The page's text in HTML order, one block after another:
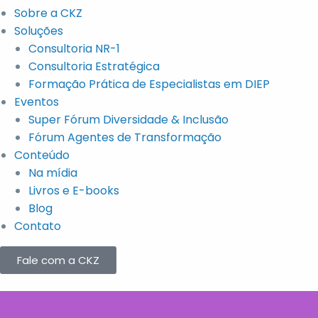
Sobre a CKZ
Soluções
Consultoria NR-1
Consultoria Estratégica
Formação Prática de Especialistas em DIEP
Eventos
Super Fórum Diversidade & Inclusão
Fórum Agentes de Transformação
Conteúdo
Na mídia
Livros e E-books
Blog
Contato
Fale com a CKZ